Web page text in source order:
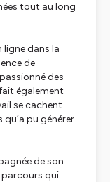
tout au long
ligne dans la
de
des
également
se cachent
qu’a pu générer
de son
parcours qui